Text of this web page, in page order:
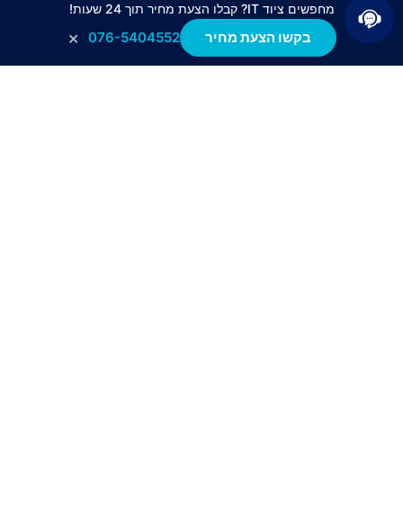
מחפשים ציוד IT? קבלו הצעת מחיר תוך 24 שעות!
בקשו הצעת מחיר 076-5404552
×